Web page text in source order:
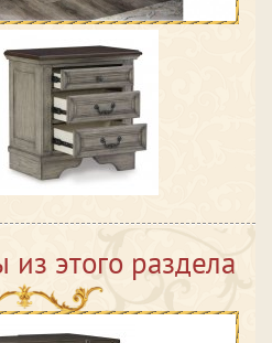
этого раздела